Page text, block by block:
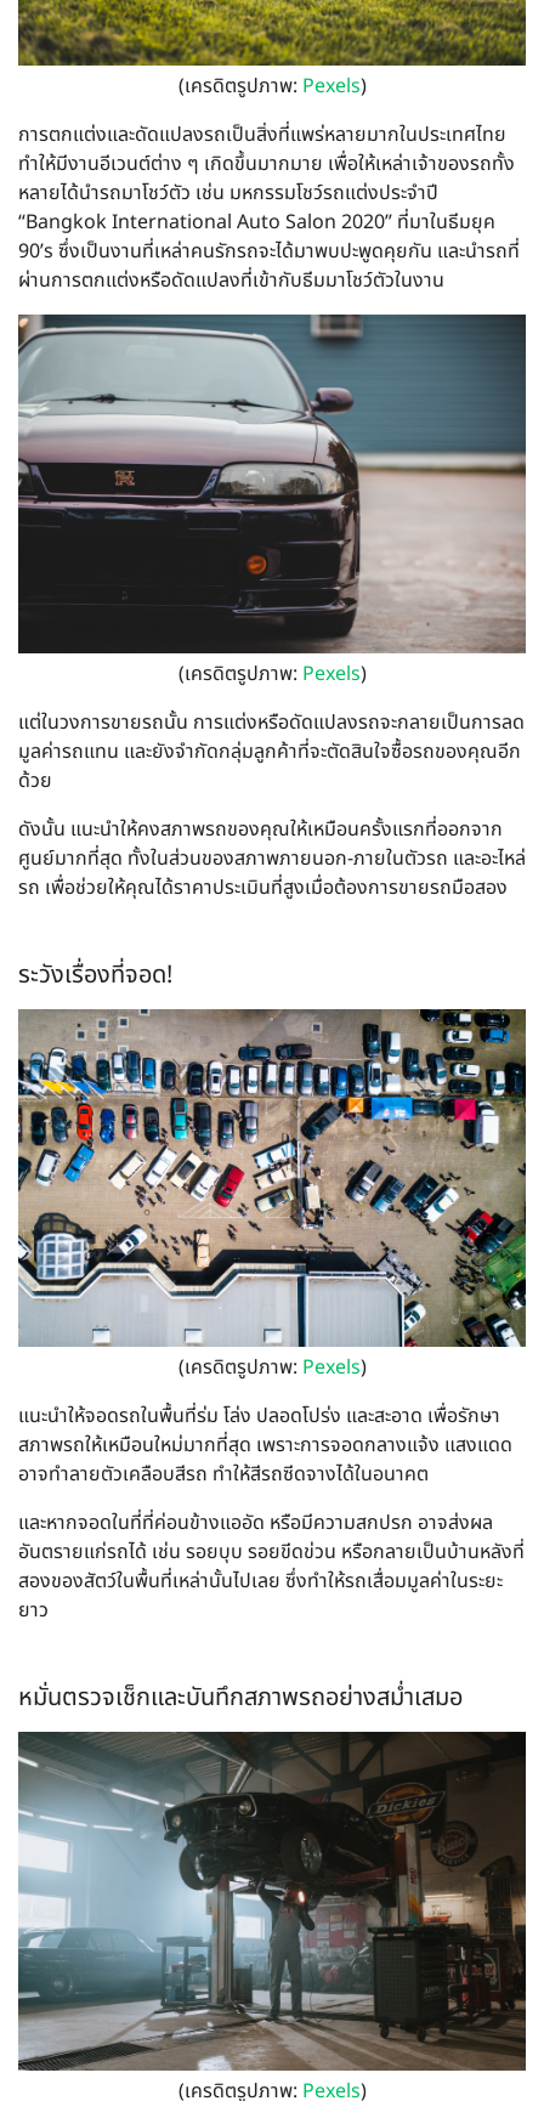
(เครดิตรูปภาพ: Pexels)
การตกแต่งและดัดแปลงรถเป็นสิ่งที่แพร่หลายมากในประเทศไทย
ทำให้มีงานอีเวนต์ต่าง ๆ เกิดขึ้นมากมาย เพื่อให้เหล่าเจ้าของรถทั้ง
หลายได้นำรถมาโชว์ตัว เช่น มหกรรมโชว์รถแต่งประจำปี
“Bangkok International Auto Salon 2020” ที่มาในธีมยุค
90’s ซึ่งเป็นงานที่เหล่าคนรักรถจะได้มาพบปะพูดคุยกัน และนำรถที่
ผ่านการตกแต่งหรือดัดแปลงที่เข้ากับธีมมาโชว์ตัวในงาน
(เครดิตรูปภาพ: Pexels)
แต่ในวงการขายรถนั้น การแต่งหรือดัดแปลงรถจะกลายเป็นการลด
มูลค่ารถแทน และยังจำกัดกลุ่มลูกค้าที่จะตัดสินใจซื้อรถของคุณอีก
ด้วย
ดังนั้น แนะนำให้คงสภาพรถของคุณให้เหมือนครั้งแรกที่ออกจาก
ศูนย์มากที่สุด ทั้งในส่วนของสภาพภายนอก-ภายในตัวรถ และอะไหล่
รถ เพื่อช่วยให้คุณได้ราคาประเมินที่สูงเมื่อต้องการขายรถมือสอง
ระวังเรื่องที่จอด!
(เครดิตรูปภาพ: Pexels)
แนะนำให้จอดรถในพื้นที่ร่ม โล่ง ปลอดโปร่ง และสะอาด เพื่อรักษา
สภาพรถให้เหมือนใหม่มากที่สุด เพราะการจอดกลางแจ้ง แสงแดด
อาจทำลายตัวเคลือบสีรถ ทำให้สีรถซีดจางได้ในอนาคต
และหากจอดในที่ที่ค่อนข้างแออัด หรือมีความสกปรก อาจส่งผล
อันตรายแก่รถได้ เช่น รอยบุบ รอยขีดข่วน หรือกลายเป็นบ้านหลังที่
สองของสัตว์ในพื้นที่เหล่านั้นไปเลย ซึ่งทำให้รถเสื่อมมูลค่าในระยะ
ยาว
หมั่นตรวจเช็กและบันทึกสภาพรถอย่างสม่ำเสมอ
(เครดิตรูปภาพ: Pexels)